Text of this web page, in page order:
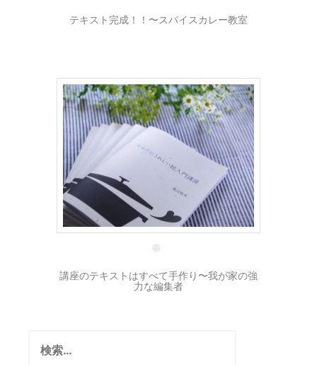
テキスト完成！！〜スパイスカレー教室
17 4月
講座のテキストはすべて手作り〜我が家の強
力な編集者